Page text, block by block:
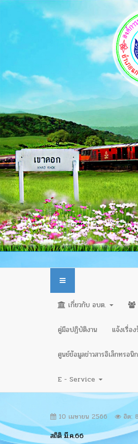
เกี่ยวกับ อบต.
คู่มือปฏิบัติงาน แจ้งเรื่อ
ศูนย์ข้อมูลข่าวสารอิเล็กทรอนิ
E - Service
10 เมษายน 2566 ฮิต:
สถิติ มี.ค.66